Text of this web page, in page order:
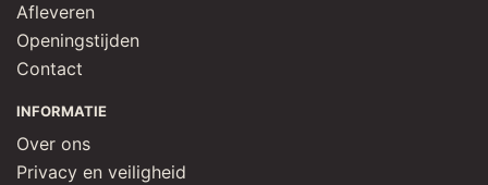
Afleveren
Openingstijden
Contact
INFORMATIE
Over ons
Privacy en veiligheid